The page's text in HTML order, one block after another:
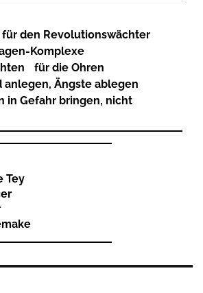
für den Revolutionswächter
Komplexe
für die Ohren
anlegen, Ängste ablegen
in Gefahr bringen, nicht
Tey